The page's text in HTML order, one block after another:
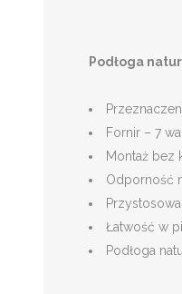
Podłoga
Fornir – 7
Montaż bez
Odporność
Łatwość w
Podłoga